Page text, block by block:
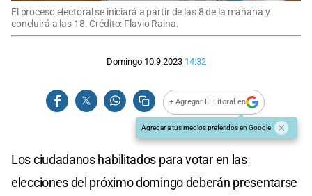
El proceso electoral se iniciará a partir de las 8 de la mañana y
concluirá a las 18. Crédito: Flavio Raina.
Domingo 10.9.2023 14:32
+ Agregar El Litoral en
Agregar a tus medios preferidos en Google
Los ciudadanos habilitados para votar en las
elecciones del próximo domingo deberán presentarse